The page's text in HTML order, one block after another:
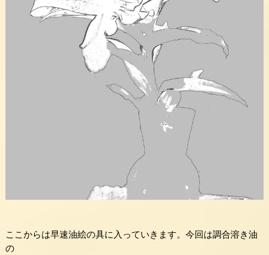
ここからは早速油絵の具に入っていきます。今回は調合溶き油
の